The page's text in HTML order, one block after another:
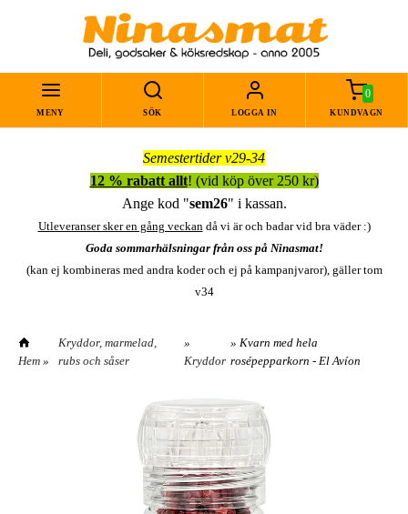
MENY SÖK LOGGA IN
0
KUNDVAGN
Semestertider v29-34
12 % rabatt allt! (vid köp över 250 kr)
Ange kod "sem26" i kassan.
Utleveranser sker en gång veckandå vi är och badar vid bra väder :)
Goda sommarhälsningar från oss på Ninasmat!
(kan ej kombineras med andra koder och ej på kampanjvaror), gäller tom
v34
Hem »
Kryddor, marmelad,
rubs och såser
»
Kryddor
» Kvarn med hela
rosépepparkorn - El Avíon